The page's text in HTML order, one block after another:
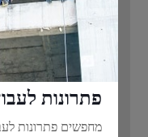
פתרונות
מחפשים פתרונות